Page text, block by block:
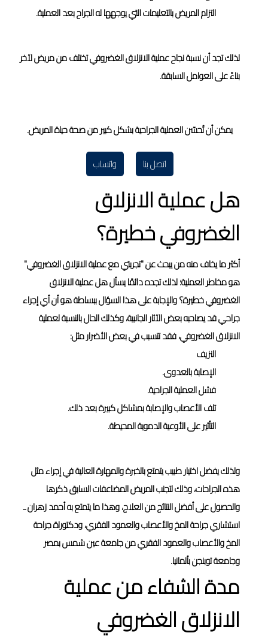
التزام المريض بالتعليمات التي يوجهها له الجراح بعد العملية.
لذلك تجد أن نسبة نجاح عملية الانزلاق الغضروفي تختلف من مريض لآخر
بناءً على العوامل السابقة.
يمكن أن تُحسّن العملية الجراحية بشكل كبير من صحة حياة المريض.
اتصل بنا
واتساب
هل عملية الانزلاق
الغضروفي خطيرة؟
أكثر ما يخاف منه من يبحث عن "تجربتي مع عملية الانزلاق الغضروفي"
هو مخاطر العملية؛ لذلك تجده دائمًا يسأل هل عملية الانزلاق
الغضروفي خطيرة؟ والإجابة على هذا السؤال ببساطة هو أن أي إجراء
جراحي قد يصاحبه بعض الآثار الجانبية، وكذلك الحال بالنسبة لعملية
الانزلاق الغضروفي، فقد تتسبب في بعض الأضرار مثل:
النزيف
الإصابة بالعدوى.
فشل العملية الجراحية.
تلف الأعصاب والإصابة بمشاكل كبيرة بعد ذلك.
التأثير على الأوعية الدموية المحيطة.
ولذلك يفضل اختيار طبيب يتمتع بالخبرة والمهارة العالية في إجراء مثل
هذه الجراحات، وذلك لتجنب المريض المضاعفات السابق ذكرها
والحصول على أفضل النتائج من العلاج، وهذا ما يتمتع به أحمد زهران ـ
استشاري جراحة المخ والأعصاب والعمود الفقري، ودكتوراة جراحة
المخ والأعصاب والعمود الفقري من جامعة عين شمس بمصر
وجامعة توبنجن بألمانيا.
مدة الشفاء من عملية
الانزلاق الغضروفي